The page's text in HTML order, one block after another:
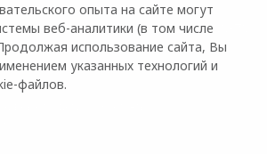
+7 (8652) 99-00-70
опыта на сайте могут
веб-аналитики (в том числе
использование сайта, Вы
указанных технологий и
файлов.